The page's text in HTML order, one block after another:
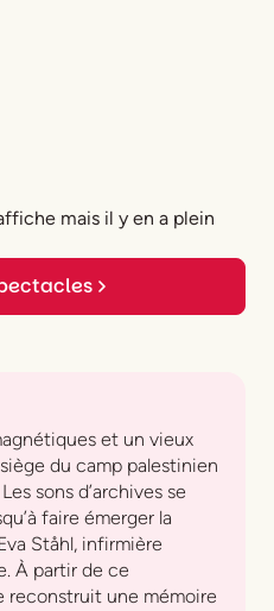
mais il y en a plein
et un vieux
du camp palestinien
sons d’archives se
faire émerger la
Ståhl, infirmière
À partir de ce
reconstruit une mémoire